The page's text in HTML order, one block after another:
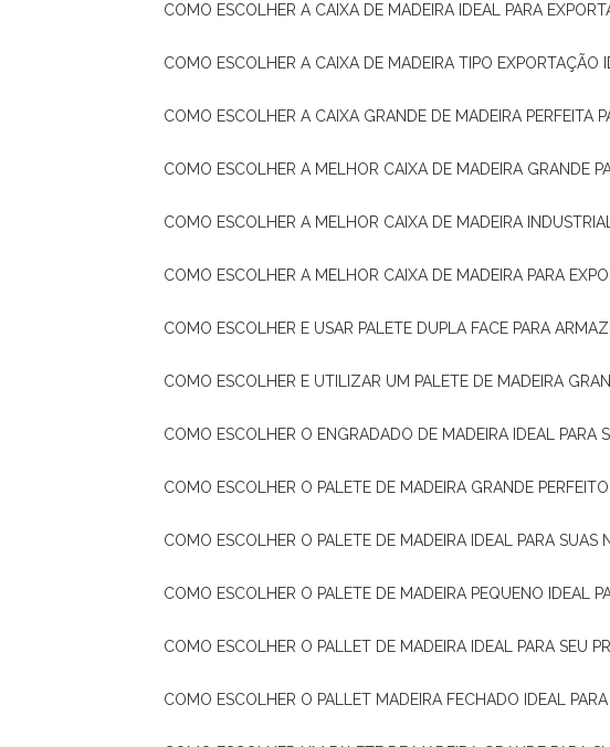
COMO ESCOLHER A CAIXA DE MADEIRA IDEAL PARA
COMO ESCOLHER A CAIXA DE MADEIRA TIPO EXPORTAÇÃO
COMO ESCOLHER A CAIXA GRANDE DE MADEIRA PERFEITA
COMO ESCOLHER A MELHOR CAIXA DE MADEIRA GRANDE
COMO ESCOLHER A MELHOR CAIXA DE MADEIRA
COMO ESCOLHER A MELHOR CAIXA DE MADEIRA PARA
COMO ESCOLHER E USAR PALETE DUPLA FACE PARA
COMO ESCOLHER E UTILIZAR UM PALETE DE MADEIRA
COMO ESCOLHER O ENGRADADO DE MADEIRA IDEAL PARA
COMO ESCOLHER O PALETE DE MADEIRA GRANDE
COMO ESCOLHER O PALETE DE MADEIRA IDEAL PARA SUAS
COMO ESCOLHER O PALETE DE MADEIRA PEQUENO IDEAL
COMO ESCOLHER O PALLET DE MADEIRA IDEAL PARA SEU
COMO ESCOLHER O PALLET MADEIRA FECHADO IDEAL